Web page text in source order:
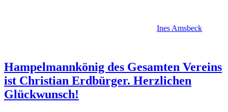
Ines Amsbeck
Hampelmannkönig des Gesamten Vereins
ist Christian Erdbürger. Herzlichen
Glückwunsch!